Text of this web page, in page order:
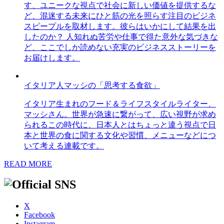
す、ユニークな視点で社会に新しい価値を提供するな
ど、混迷する未来にひと筋の光を照らす注目のビジネ
スピープルを取材します。彼らはいかにして結果を出
したのか？ 人知れぬ苦労や仕事で得た意外な気づきな
ど、ここでしか読めない充実のビジネスストーリーを
お届けします。
イタリア人マッシの「思考する食欲」
イタリア生まれのフード＆ライフスタイルライター、
マッシさん。世界が急速に繋がって、広い視野が求め
られるこの時代に、日本人とはちょっと違う視点で日
本と世界の食に関する文化や習慣、メニューなどにつ
いて考える連載です。
READ MORE
X
Facebook